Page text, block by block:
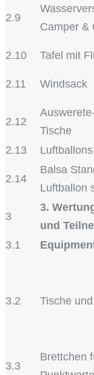
2.9
Camper &
2.10 Tafel mit
2.11 Windsack
2.12
Tische
2.13
Luftballons
2.14
Balsa
Luftballon
3
3.
und
3.1
3.2 Tische
3.3
Brettchen